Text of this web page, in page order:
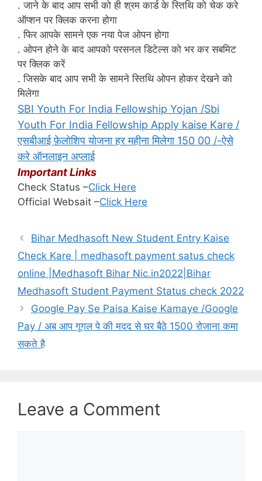
. जाने के बाद आप सभी को ही श्रम कार्ड के स्तिथि को चेक करे
ऑप्शन पर क्लिक करना होगा
. फिर आपके सामने एक नया पेज ओपन होगा
. ओपन होने के बाद आपको परसनल डिटेल्स को भर कर सबमिट
पर क्लिक करें
. जिसके बाद आप सभी के सामने स्तिथि ओपन होकर देखने को
मिलेगा
SBI Youth For India Fellowship Yojan /Sbi
Youth For India Fellowship Apply kaise Kare /
एसबीआई फ़ेलोशिप योजना हर महीना मिलेगा 150 00 /-ऐसे
करे ऑनलाइन अप्लाई
Important Links
Check Status –Click Here
Official Websait –Click Here
Bihar Medhasoft New Student Entry Kaise
Check Kare | medhasoft payment satus check
online |Medhasoft Bihar Nic.in2022|Bihar
Medhasoft Student Payment Status check 2022
Google Pay Se Paisa Kaise Kamaye /Google
Pay / अब आप गूगल पे की मदद से घर बैठे 1500 रोजाना कमा
सकते है
Leave a Comment